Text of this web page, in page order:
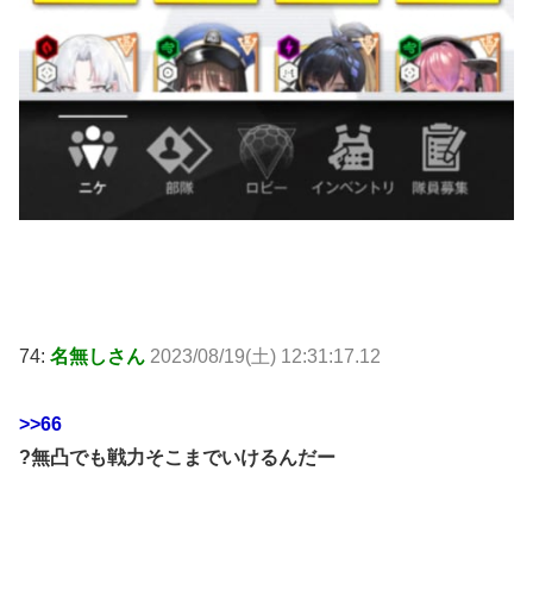
74: 名無しさん 2023/08/19(土) 12:31:17.12
>>66
?無凸でも戦力そこまでいけるんだー